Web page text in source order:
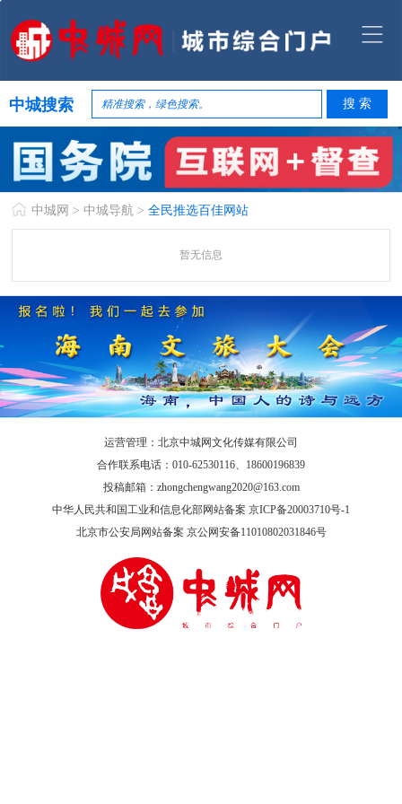
中城搜索
中城网 > 中城导航 >全民推选百佳网站
暂无信息
运营管理：北京中城网文化传媒有限公司
合作联系电话：010-62530116、18600196839
投稿邮箱：zhongchengwang2020@163.com
中华人民共和国工业和信息化部网站备案 京ICP备20003710号-1
北京市公安局网站备案 京公网安备11010802031846号